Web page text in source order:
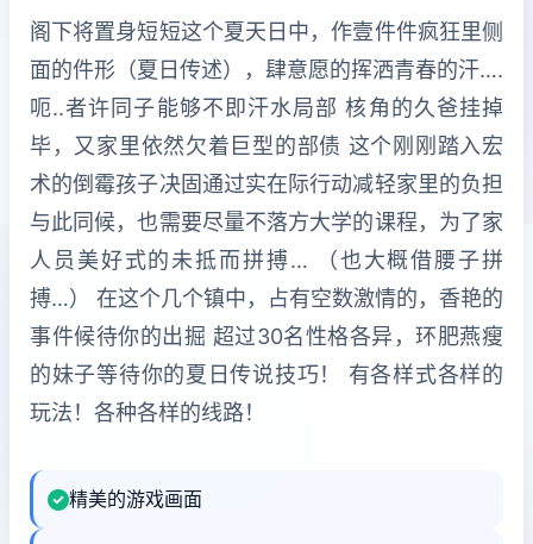
阁下将置身短短这个夏天日中，作壹件件疯狂里侧
面的件形（夏日传述），肆意愿的挥洒青春的汗….
呃..者许同子能够不即汗水局部 核角的久爸挂掉
毕，又家里依然欠着巨型的部债 这个刚刚踏入宏
术的倒霉孩子决固通过实在际行动减轻家里的负担
与此同候，也需要尽量不落方大学的课程，为了家
人员美好式的未抵而拼搏… （也大概借腰子拼
搏…） 在这个几个镇中，占有空数激情的，香艳的
事件候待你的出掘 超过30名性格各异，环肥燕瘦
的妹子等待你的夏日传说技巧！ 有各样式各样的
玩法！各种各样的线路！
精美的游戏画面